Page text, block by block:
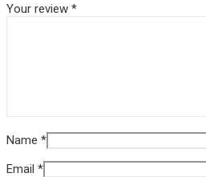
Your review *
Name *
Email *